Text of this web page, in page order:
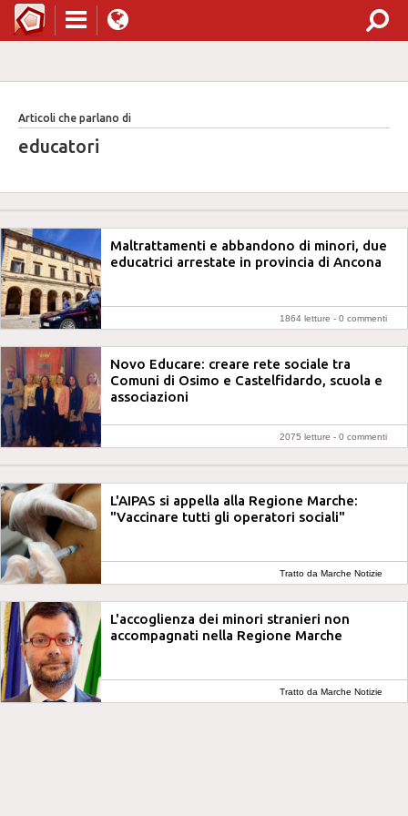
Articoli che parlano di
educatori
Maltrattamenti e abbandono di minori, due
educatrici arrestate in provincia di Ancona
1864 letture - 0 commenti
Novo Educare: creare rete sociale tra
Comuni di Osimo e Castelfidardo, scuola e
associazioni
2075 letture - 0 commenti
L'AIPAS si appella alla Regione Marche:
"Vaccinare tutti gli operatori sociali"
Tratto da Marche Notizie
L'accoglienza dei minori stranieri non
accompagnati nella Regione Marche
Tratto da Marche Notizie